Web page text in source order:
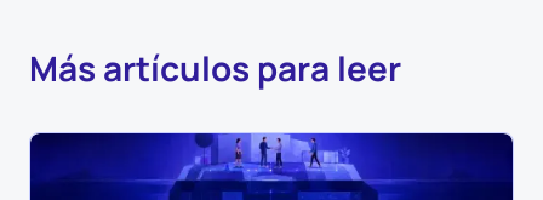
Más artículos para leer